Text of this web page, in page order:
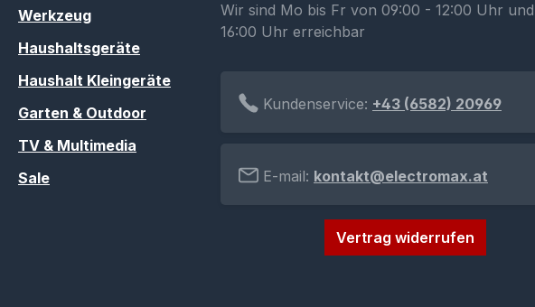
Werkzeug
Haushaltsgeräte
Haushalt Kleingeräte
Garten & Outdoor
TV & Multimedia
Sale
Wir sind Mo bis Fr von 09:00 - 12:00 Uhr
16:00 Uhr erreichbar
Kundenservice: +43 (6582) 20969
E-mail: kontakt@electromax.at
Vertrag widerrufen